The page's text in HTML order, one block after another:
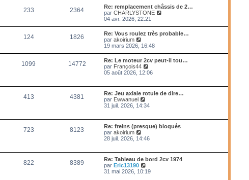
s
s
a
g
e
i
e
r
m
e
s
s
a
g
e
e
d
e
r
n
e
r
m
e
s
s
g
e
233 2364
Re: remplacement châssis de 2…
parCHARLYSTONE
l
e
r
r
m
e
g
e
04 avr. 2026, 22:21
124 1826
Re: Vous roulez très probable…
parakoirium
o
r
e
d
r
n
i
e
m
e
s
s
a
e
19 mars 2026, 16:48
1099 14772
Re: Le moteur 2cv peut-il tou…
par François44
o
e
e
n
i
r
e
s
s
a
g
05 août 2026, 12:06
413 4381
Re: Jeu axiale rotule de dire…
par Ewwanuel
o
e
d
e
n
i
r
31 juil. 2026, 14:34
723 8123
Re: freins (presque) bloqués
parakoirium
o
e
d
e
28 juil. 2026, 14:46
822 8389
Re: Tableau de bord 2cv 1974
parEric13190
o
31 mai 2026, 10:19